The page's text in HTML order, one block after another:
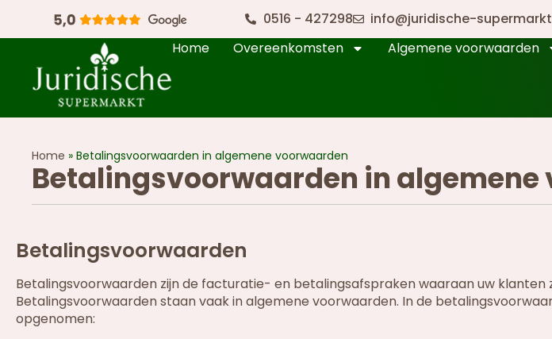
0516 - 427298 info@juridische-
Home
Overeenkomsten Algemene voorwaarden
Home »Betalingsvoorwaarden in algemene voorwaarden
Betalingsvoorwaarden in algemene
Betalingsvoorwaarden
Betalingsvoorwaarden zijn de facturatie- en betalingsafspraken waaraan uw klanten
Betalingsvoorwaarden staan vaak in algemene voorwaarden. In de
opgenomen: